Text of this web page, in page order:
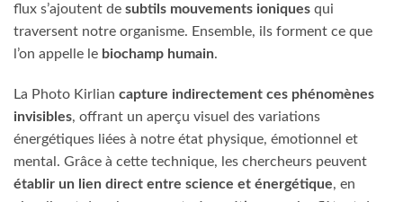
flux s’ajoutent de subtils mouvements ioniques qui
traversent notre organisme. Ensemble, ils forment ce que
l’on appelle le biochamp humain.
La Photo Kirlian capture indirectement ces phénomènes
invisibles, offrant un aperçu visuel des variations
énergétiques liées à notre état physique, émotionnel et
mental. Grâce à cette technique, les chercheurs peuvent
établir un lien direct entre science et énergétique, en